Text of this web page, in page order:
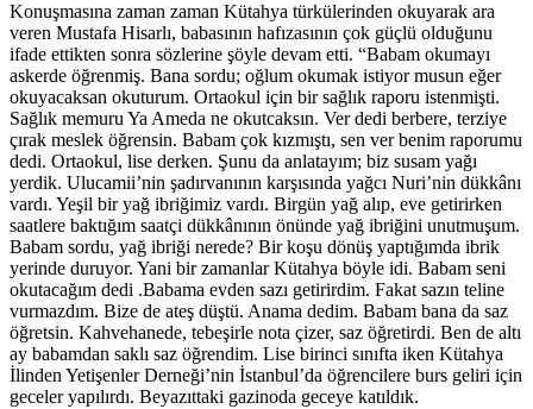
Konuşmasına zaman zaman Kütahya türkülerinden okuyarak ara
veren Mustafa Hisarlı, babasının hafızasının çok güçlü olduğunu
ifade ettikten sonra sözlerine şöyle devam etti. “Babam okumayı
askerde öğrenmiş. Bana sordu; oğlum okumak istiyor musun eğer
okuyacaksan okuturum. Ortaokul için bir sağlık raporu istenmişti.
Sağlık memuru Ya Ameda ne okutcaksın. Ver dedi berbere, terziye
çırak meslek öğrensin. Babam çok kızmıştı, sen ver benim raporumu
dedi. Ortaokul, lise derken. Şunu da anlatayım; biz susam yağı
yerdik. Ulucamii’nin şadırvanının karşısında yağcı Nuri’nin dükkânı
vardı. Yeşil bir yağ ibriğimiz vardı. Birgün yağ alıp, eve getirirken
saatlere baktığım saatçi dükkânının önünde yağ ibriğini unutmuşum.
Babam sordu, yağ ibriği nerede? Bir koşu dönüş yaptığımda ibrik
yerinde duruyor. Yani bir zamanlar Kütahya böyle idi. Babam seni
okutacağım dedi .Babama evden sazı getirirdim. Fakat sazın teline
vurmazdım. Bize de ateş düştü. Anama dedim. Babam bana da saz
öğretsin. Kahvehanede, tebeşirle nota çizer, saz öğretirdi. Ben de altı
ay babamdan saklı saz öğrendim. Lise birinci sınıfta iken Kütahya
İlinden Yetişenler Derneği’nin İstanbul’da öğrencilere burs geliri için
geceler yapılırdı. Beyazıttaki gazinoda geceye katıldık.